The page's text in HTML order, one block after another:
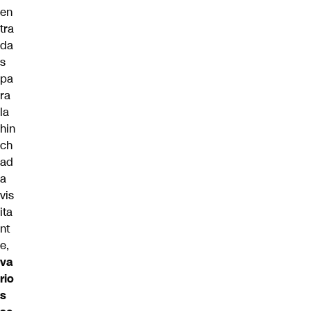
en
tra
da
s
pa
ra
la
hin
ch
ad
a
vis
ita
nt
e,
va
rio
s